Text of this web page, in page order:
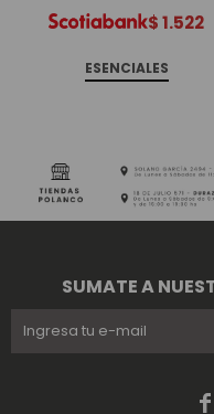
$1.522
ESENCIALES

SUMATE A